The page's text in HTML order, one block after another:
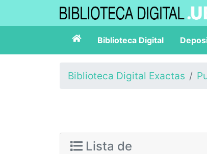
Biblioteca Digital
Biblioteca Digital Exactas
Lista de